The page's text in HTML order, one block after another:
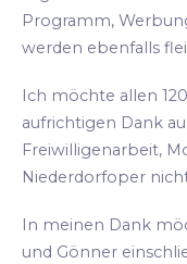
Programm,
werden ebenfalls
Ich möchte allen
aufrichtigen Dank
Freiwilligenarbeit,
Niederdorfoper
In meinen Dank
und Gönner